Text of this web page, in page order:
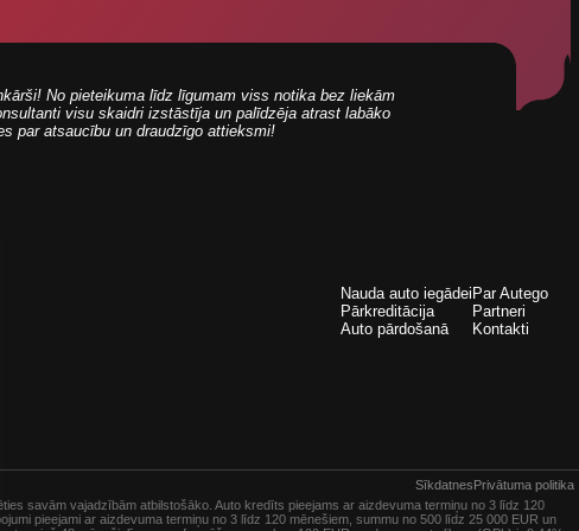
No pieteikuma līdz līgumam viss notika bez liekām
visu skaidri izstāstīja un palīdzēja atrast labāko
par atsaucību un draudzīgo attieksmi!
Nauda auto iegādei
Pārkreditācija
Auto pārdošanā
Par Autego
Partneri
Kontakti
SīkdatnesPrivātuma politika
savām vajadzībām atbilstošāko. Auto kredīts pieejams ar aizdevuma termiņu no 3 līdz 120
pieejami ar aizdevuma termiņu no 3 līdz 120 mēnešiem, summu no 500 līdz 25 000 EUR un